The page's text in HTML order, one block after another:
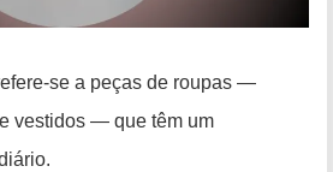
se a peças de roupas —
vestidos — que têm um